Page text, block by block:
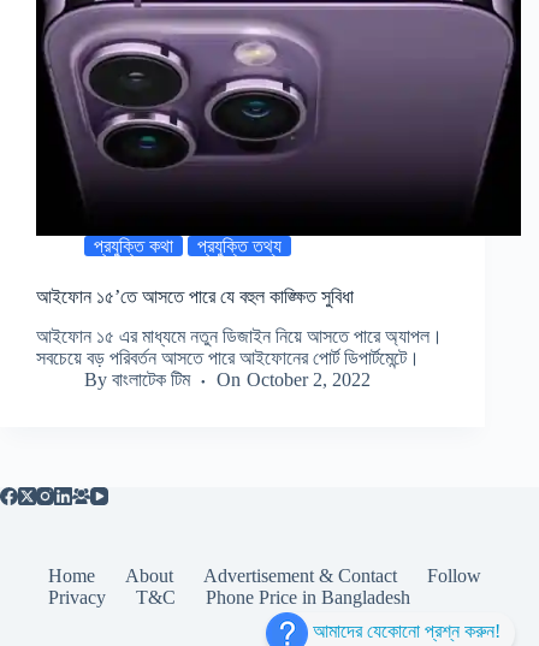
প্রযুক্তি কথা প্রযুক্তি তথ্য
আইফোন ১৫’তে আসতে পারে যে বহুল কাঙ্ক্ষিত সুবিধা
আইফোন ১৫ এর মাধ্যমে নতুন ডিজাইন নিয়ে আসতে পারে অ্যাপল।
সবচেয়ে বড় পরিবর্তন আসতে পারে আইফোনের পোর্ট ডিপার্টমেন্টে।
By বাংলাটেক টিম On October 2, 2022
Home About Advertisement & Contact
Follow
Privacy
T&C
Phone Price in Bangladesh
আমাদের যেকোনো প্রশ্ন করুন!